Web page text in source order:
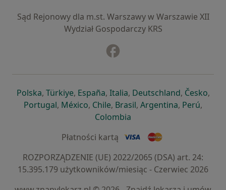
Sąd Rejonowy dla m.st. Warszawy w Warszawie XII
Wydział Gospodarczy KRS
Polskaotwiera się w nowej karcie
, Türkiyeotwiera się w nowej karcie
, Españaotwiera się w nowej karcie
, Italiaotwiera się w nowej
, Deutschlandotwiera się
, Česko,
Portugalotwiera się w nowej karcie
, Méxicootwiera się w nowej karcie
, Chileotwiera się w nowej karcie
, Brasilotwiera się w nowej
, Argentinaotwiera się
, Perú,
Colombia
Płatności kartą
ROZPORZĄDZENIE (UE) 2022/2065 (DSA) art. 24:
15.395.179 użytkowników/miesiąc - Czerwiec 2026